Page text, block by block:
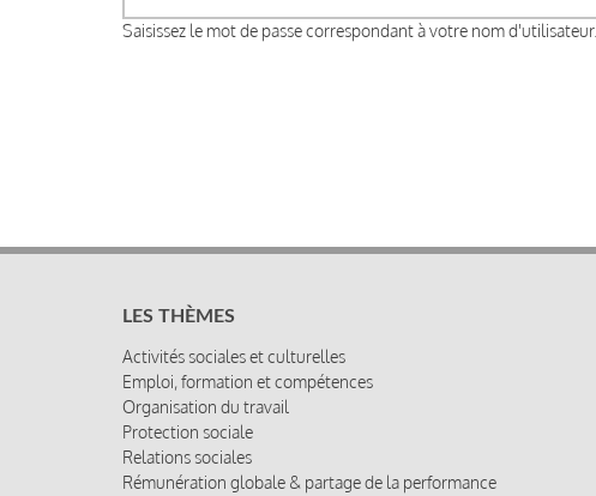
Saisissez le mot de passe correspondant à votre nom d'utilisateur.
LES THÈMES
Activités sociales et culturelles
Emploi, formation et compétences
Organisation du travail
Protection sociale
Relations sociales
Rémunération globale & partage de la performance